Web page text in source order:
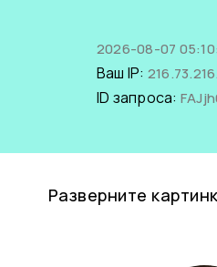
2026-08-07
Ваш IP:
ID запроса:
Разверните